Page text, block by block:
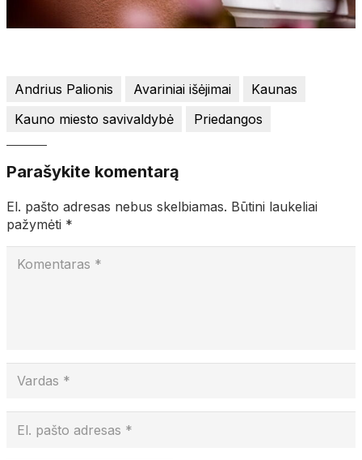
Andrius Palionis Avariniai išėjimai
Kaunas
Kauno miesto savivaldybė
Priedangos
Parašykite komentarą
El. pašto adresas nebus skelbiamas. Būtini laukeliai
pažymėti *